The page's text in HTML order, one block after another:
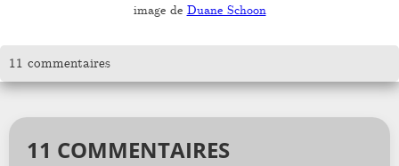
image de Duane Schoon
11 commentaires
11 COMMENTAIRES